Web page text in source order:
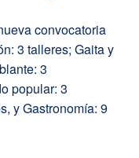
convocatoria
3 talleres; Gaita y
3
popular: 3
y Gastronomía: 9